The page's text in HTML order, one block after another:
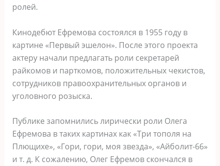
ролей.
Кинодебют Ефремова состоялся в 1955 году в
картине «Первый эшелон». После этого проекта
актеру начали предлагать роли секретарей
райкомов и парткомов, положительных чекистов,
сотрудников правоохранительных органов и
уголовного розыска.
Публике запомнились лирически роли Олега
Ефремова в таких картинах как «Три тополя на
Плющихе», «Гори, гори, моя звезда», «Айболит-66»
и т. д. К сожалению, Олег Ефремов скончался в